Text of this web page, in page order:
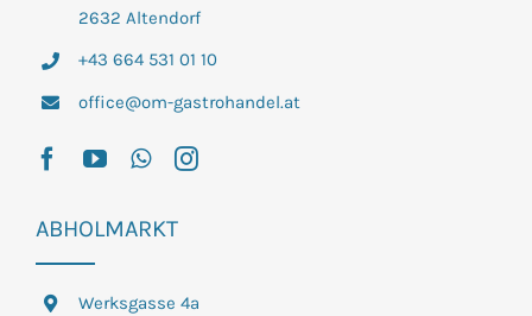
2632 Altendorf
+43 664 531 01 10
office@om-gastrohandel.at
ABHOLMARKT
Werksgasse 4a